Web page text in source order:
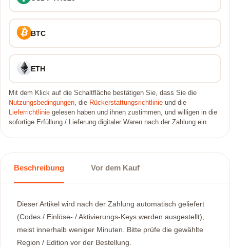
BTC
ETH
Mit dem Klick auf die Schaltfläche bestätigen Sie, dass Sie die
Nutzungsbedingungen, die Rückerstattungsrichtlinie und die
Lieferrichtlinie gelesen haben und ihnen zustimmen, und willigen in die
sofortige Erfüllung / Lieferung digitaler Waren nach der Zahlung ein.
Beschreibung Vor dem Kauf
Dieser Artikel wird nach der Zahlung automatisch geliefert
(Codes / Einlöse- / Aktivierungs-Keys werden ausgestellt),
meist innerhalb weniger Minuten. Bitte prüfe die gewählte
Region / Edition vor der Bestellung.